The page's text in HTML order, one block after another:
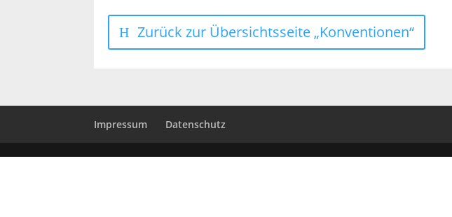
Zurück zur Übersichtsseite „Konventionen“
Impressum Datenschutz